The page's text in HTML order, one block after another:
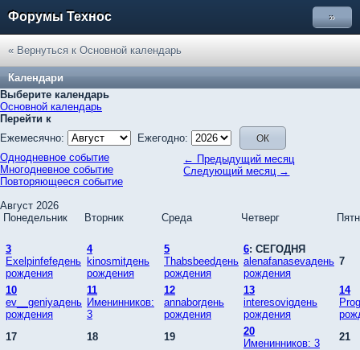
Форумы Технос »
« Вернуться к Основной календарь
Календари
Выберите календарь
Основной календарь
Перейти к
Ежемесячно:
Ежегодно:
← Предыдущий месяц
Следующий месяц →
Однодневное событие
Многодневное событие
Повторяющееся событие
Август 2026
Понедельник
Вторник Среда Четверг
3
Exelpinfefeдень
рождения
4
kinosmitдень
рождения
5
Thabsbeedдень
рождения
6: СЕГОДНЯ
alenafanasevaдень
рождения
7
10
ev__geniyaдень
рождения
11
Именинников:
3
12
annaborдень
рождения
13
interesovigдень
рождения
14
17
18 19
20
Именинников: 3
21